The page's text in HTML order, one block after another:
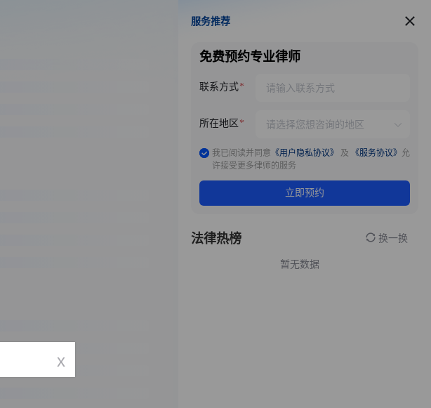
服务推荐
服务推荐
免费预约专业律师
联系方式
所在地区
我已阅读并同意 《用户隐私协议》 及 《服务协议》 允
许接受更多律师的服务
立即预约
法律热榜 换一换
暂无数据
x